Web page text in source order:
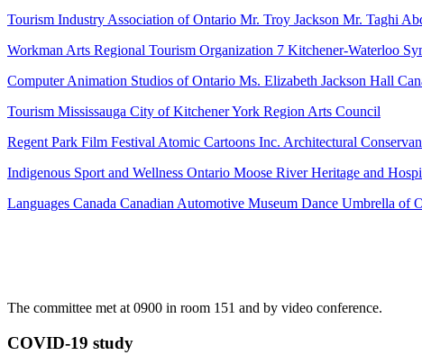
Tourism Industry Association of Ontario Mr. Troy Jackson Mr. Taghi
Workman Arts Regional Tourism Organization 7 Kitchener-Waterloo
Computer Animation Studios of Ontario Ms. Elizabeth Jackson Hall
Tourism Mississauga City of Kitchener York Region Arts Council
Regent Park Film Festival Atomic Cartoons Inc. Architectural
Indigenous Sport and Wellness Ontario Moose River Heritage and
Languages Canada Canadian Automotive Museum Dance Umbrella of
The committee met at 0900 in room 151 and by video conference.
COVID-19 study